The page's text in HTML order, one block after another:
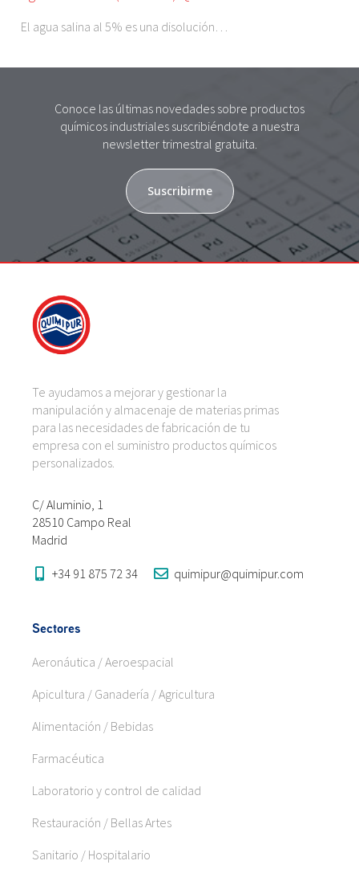
El agua salina al 5% es una disolución…
Conoce las últimas novedades sobre productos
químicos industriales suscribiéndote a nuestra
newsletter trimestral gratuita.
Suscribirme
Te ayudamos a mejorar y gestionar la
manipulación y almacenaje de materias primas
para las necesidades de fabricación de tu
empresa con el suministro productos químicos
personalizados.
C/ Aluminio, 1
28510 Campo Real
Madrid
+34 91 875 72 34 quimipur@quimipur.com
Sectores
Aeronáutica / Aeroespacial
Apicultura / Ganadería / Agricultura
Alimentación / Bebidas
Farmacéutica
Laboratorio y control de calidad
Restauración / Bellas Artes
Sanitario / Hospitalario